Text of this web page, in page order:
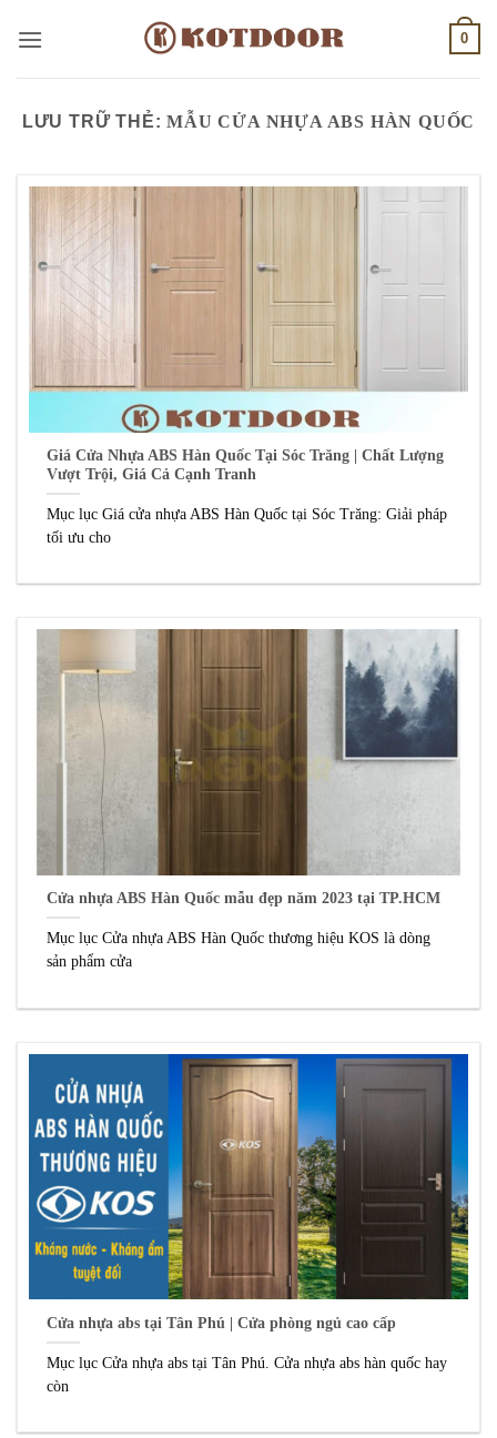
qua
0
LƯU TRỮ THẺ:MẪU CỬA NHỰA ABS HÀN QUỐC
Giá Cửa Nhựa ABS Hàn Quốc Tại Sóc Trăng | Chất Lượng
Vượt Trội, Giá Cả Cạnh Tranh
Mục lục Giá cửa nhựa ABS Hàn Quốc tại Sóc Trăng: Giải pháp
tối ưu cho
Cửa nhựa ABS Hàn Quốc mẫu đẹp năm 2023 tại TP.HCM
Mục lục Cửa nhựa ABS Hàn Quốc thương hiệu KOS là dòng
sản phẩm cửa
Cửa nhựa abs tại Tân Phú | Cửa phòng ngủ cao cấp
Mục lục Cửa nhựa abs tại Tân Phú. Cửa nhựa abs hàn quốc hay
còn